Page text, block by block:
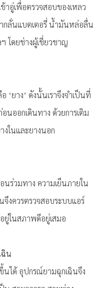
าอู่เพื่อตรวจสอบของเหลว
กลั่นแบตเตอรี่ น้ำมันหล่อลื่น
โดยช่างผู้เชี่ยวชาญ
ยาง’ ดังนั้นเราจึงจำเป็นที่
นออกเดินทาง ด้วยการเติม
งในและยางนอก
นร่วมทาง ความเย็นภายใน
งควรตรวจสอบระบบแอร์
ยู่ในสภาพดีอยู่เสมอ
ฉิน
นได้ อุปกรณ์ยามฉุกเฉินจึง